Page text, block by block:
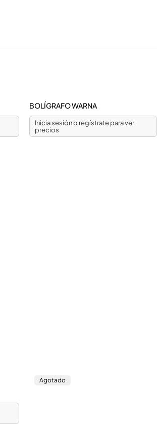
BOLÍGRAFO WARNA
Inicia sesión o regístrate para ver
precios
Agotado